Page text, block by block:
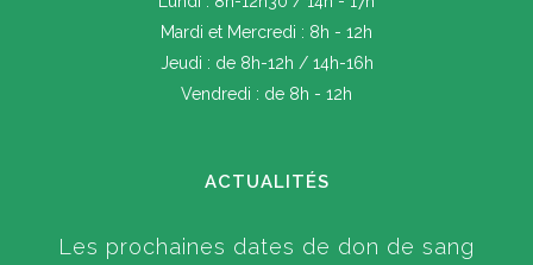
Mardi et Mercredi : 8h - 12h
Jeudi : de 8h-12h / 14h-16h
Vendredi : de 8h - 12h
ACTUALITÉS
Les prochaines dates de don de sang